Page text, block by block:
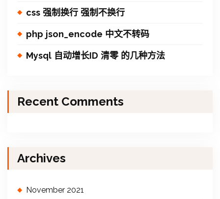
css 强制换行 强制不换行
php json_encode 中文不转码
Mysql 自动增长ID 清零 的几种方法
Recent Comments
Archives
November 2021